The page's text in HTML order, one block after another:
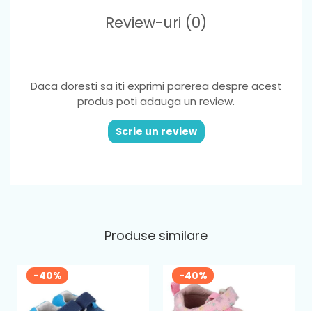
Review-uri (0)
Daca doresti sa iti exprimi parerea despre acest
produs poti adauga un review.
Scrie un review
Produse similare
-40% -40%